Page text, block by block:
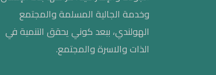
وخدمة الجالية المسلمة والمجتمع
الهولندي، ببعد كوني يحقق التنمية في
الذات والاسرة والمجتمع.